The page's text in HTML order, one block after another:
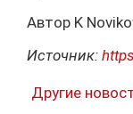
Автор K
Источник:
Другие